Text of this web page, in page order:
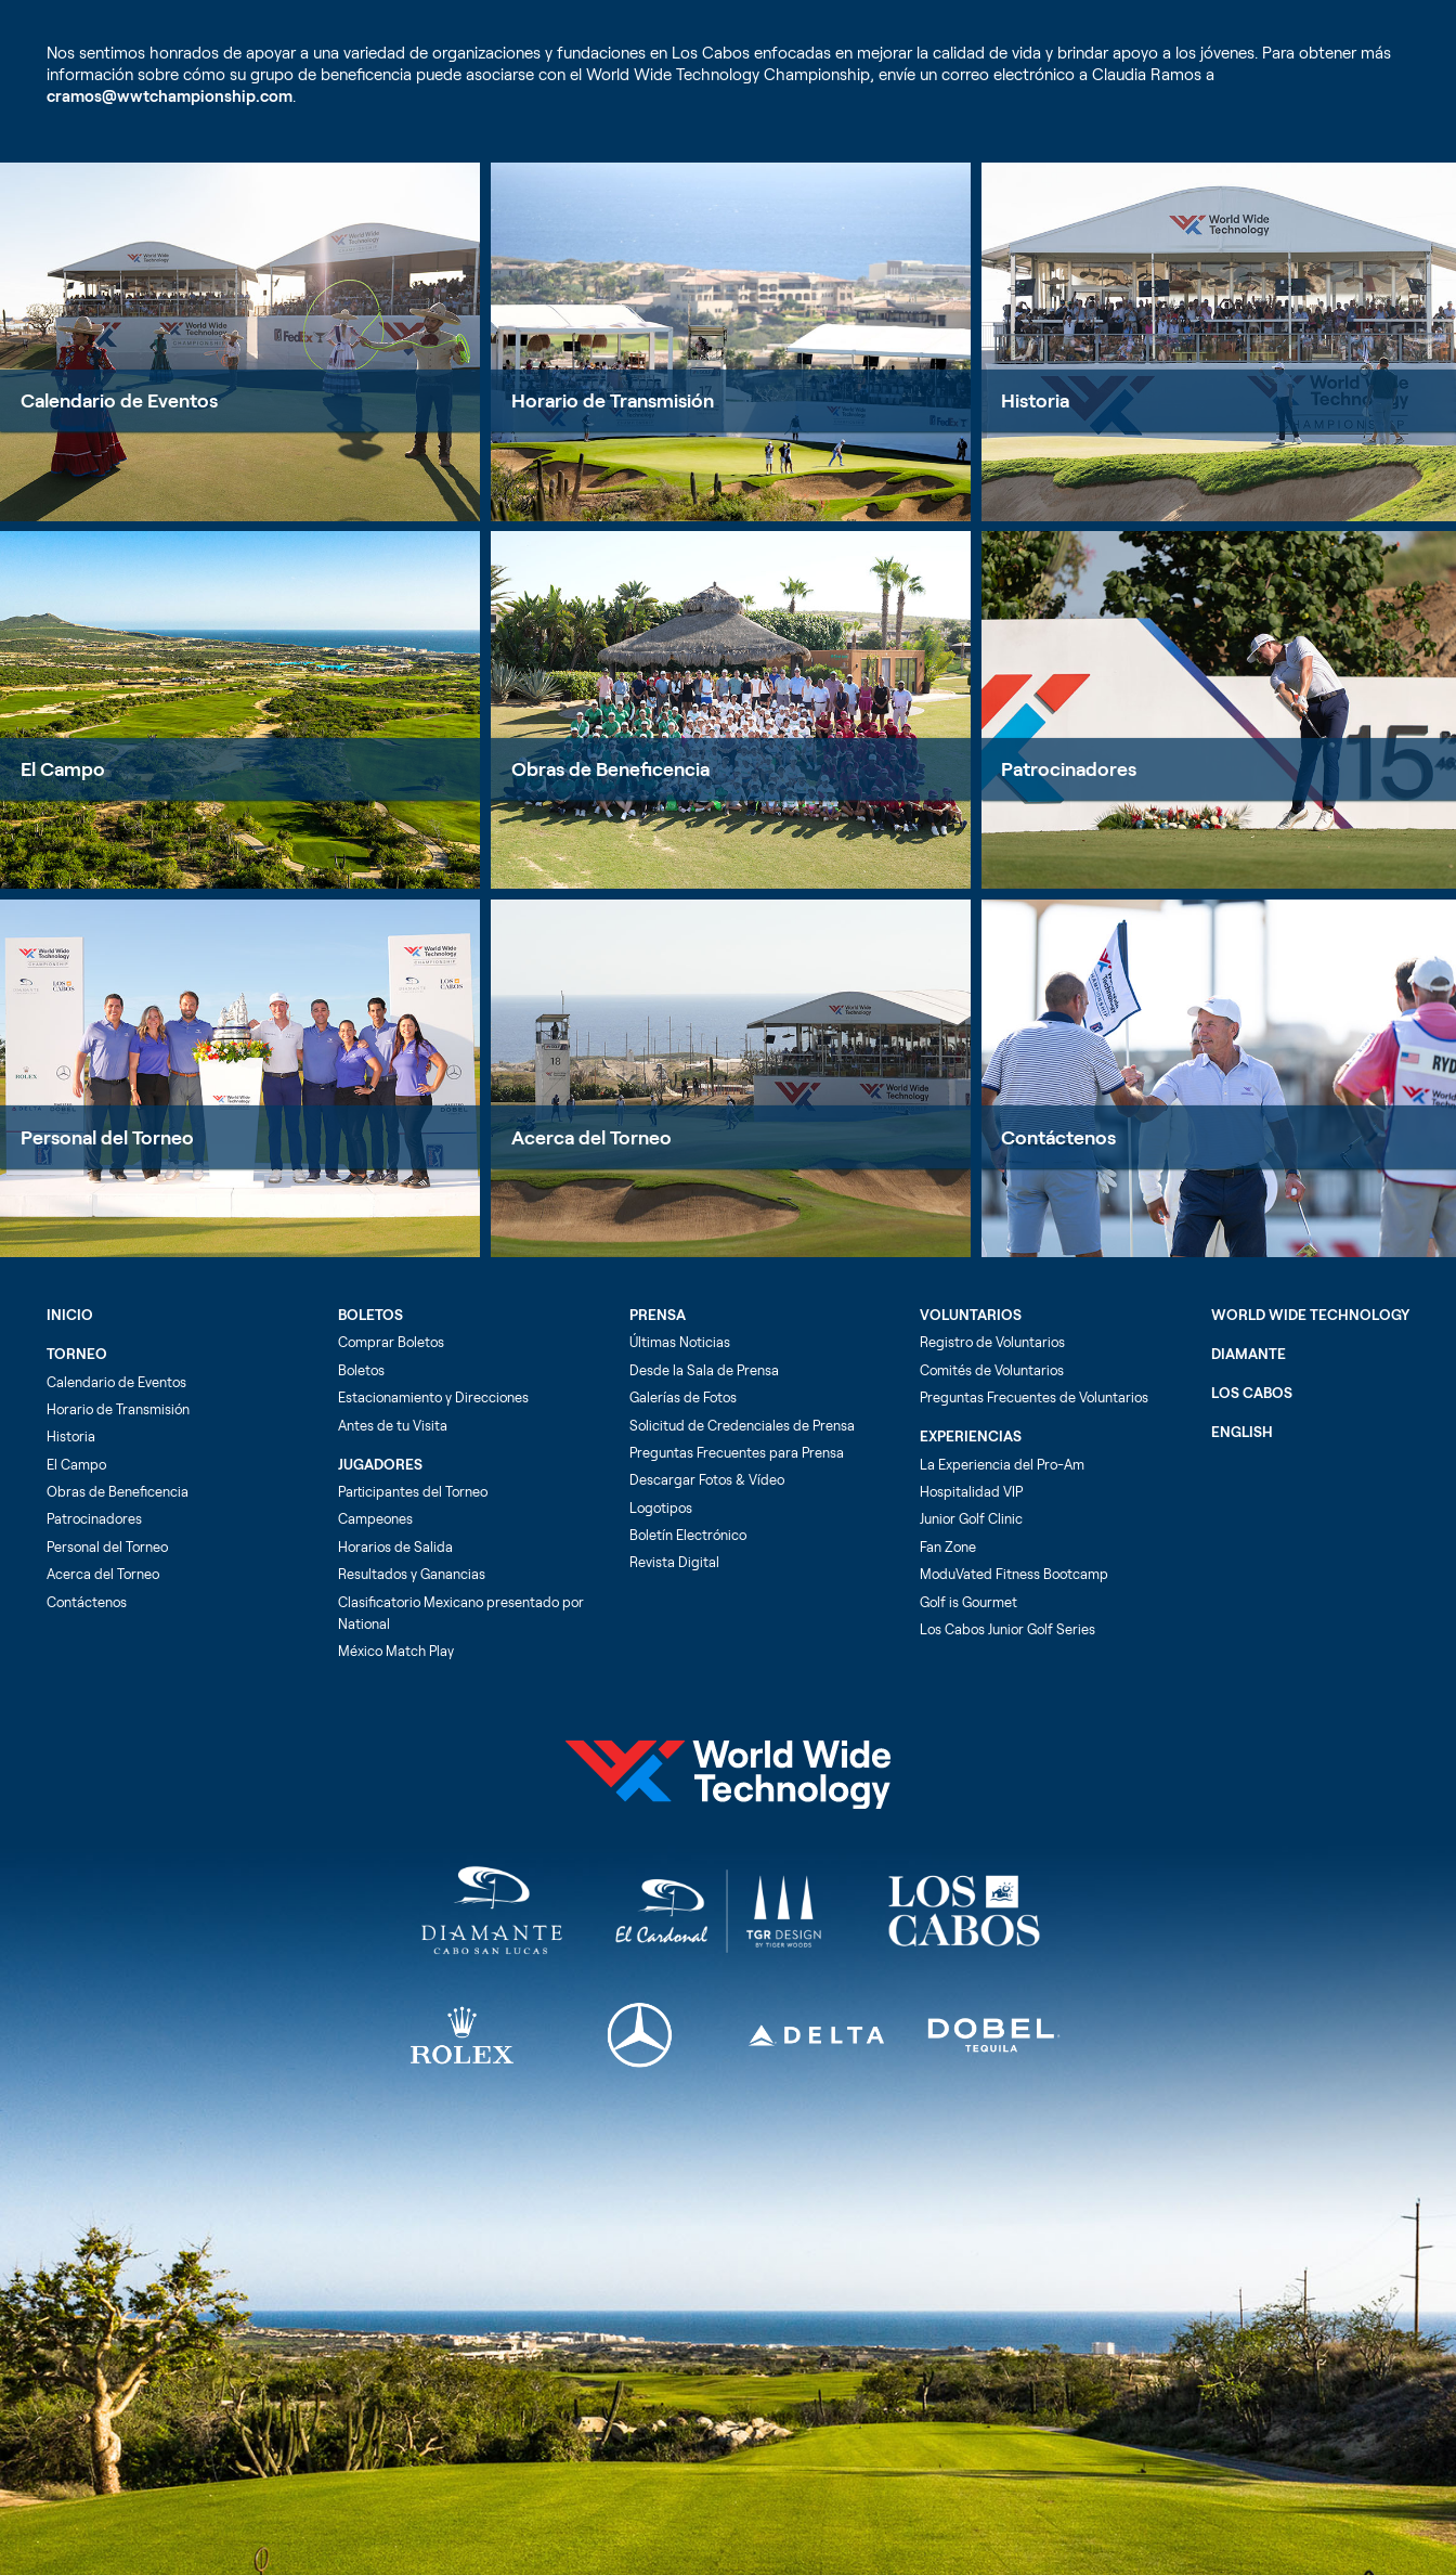
Nos sentimos honrados de apoyar a una variedad de organizaciones y fundaciones en Los Cabos enfocadas en mejorar la calidad de vida y brindar apoyo a los jóvenes. Para obtener más
información sobre cómo su grupo de beneficencia puede asociarse con el World Wide Technology Championship, envíe un correo electrónico a Claudia Ramos a
cramos@wwtchampionship.com.
Calendario de Eventos Horario de Transmisión Historia
El Campo Obras de Beneficencia Patrocinadores
Personal del Torneo Acerca del Torneo Contáctenos
INICIO
TORNEO
Calendario de Eventos
Horario de Transmisión
Historia
El Campo
Obras de Beneficencia
Patrocinadores
Personal del Torneo
Acerca del Torneo
Contáctenos
BOLETOS
Comprar Boletos
Boletos
Estacionamiento y Direcciones
Antes de tu Visita
JUGADORES
Participantes del Torneo
Campeones
Horarios de Salida
Resultados y Ganancias
Clasificatorio Mexicano presentado por
National
México Match Play
PRENSA
Últimas Noticias
Desde la Sala de Prensa
Galerías de Fotos
Solicitud de Credenciales de Prensa
Preguntas Frecuentes para Prensa
Descargar Fotos & Vídeo
Logotipos
Boletín Electrónico
Revista Digital
VOLUNTARIOS
Registro de Voluntarios
Comités de Voluntarios
Preguntas Frecuentes de Voluntarios
EXPERIENCIAS
La Experiencia del Pro-Am
Hospitalidad VIP
Junior Golf Clinic
Fan Zone
ModuVated Fitness Bootcamp
Golf is Gourmet
Los Cabos Junior Golf Series
WORLD WIDE TECHNOLOGY
DIAMANTE
LOS CABOS
ENGLISH